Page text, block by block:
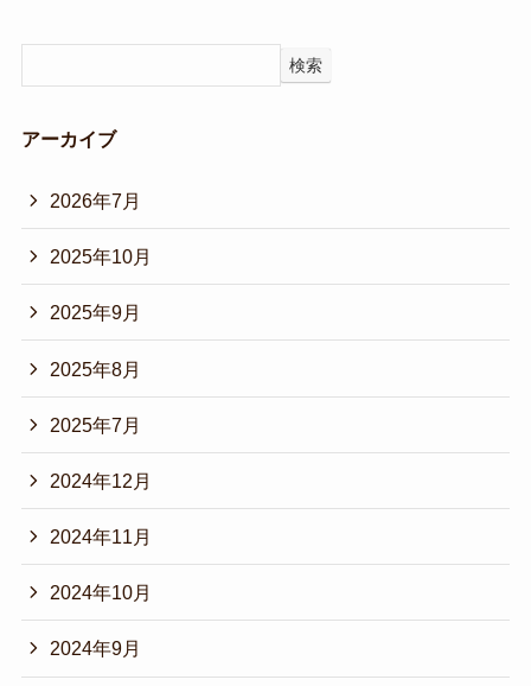
検索
アーカイブ
2026年7月
2025年10月
2025年9月
2025年8月
2025年7月
2024年12月
2024年11月
2024年10月
2024年9月